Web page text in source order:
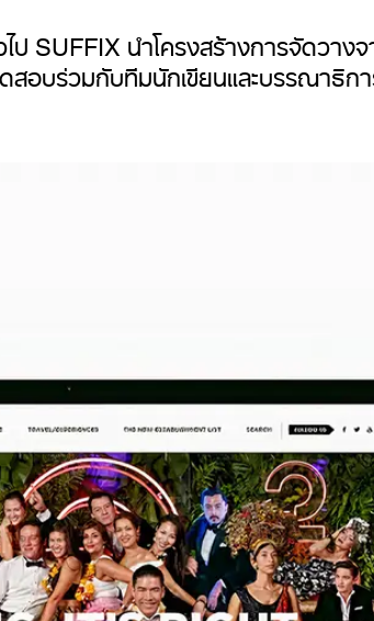
SUFFIX นำโครงสร้างการจัดวา
อบร่วมกับทีมนักเขียนและบรรณาธิก